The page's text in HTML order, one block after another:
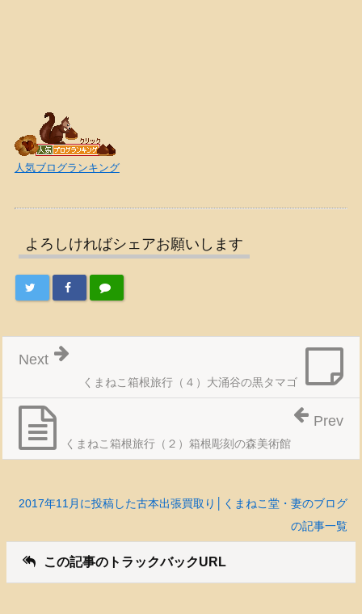
人気ブログランキング
よろしければシェアお願いします
くまねこ箱根旅行（４）大涌谷の黒タマゴ
Next
くまねこ箱根旅行（２）箱根彫刻の森美術館
Prev
2017年11月に投稿した古本出張買取り│くまねこ堂・妻のブログ
の記事一覧
この記事のトラックバックURL